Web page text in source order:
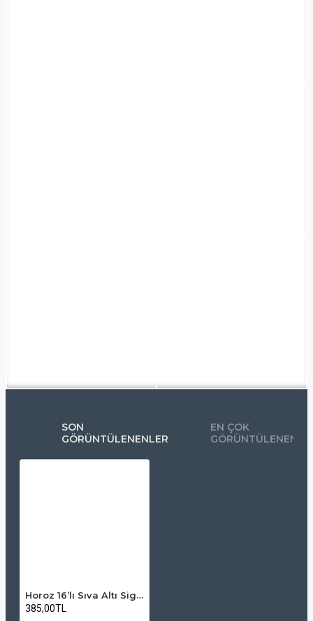
SON
GÖRÜNTÜLENENLER
EN ÇOK
Horoz 16’lı Sıva Altı Sigorta Kutusu – Şeffaf Kapaklı, Gömme Tip, IP40 Koruma
385,00TL